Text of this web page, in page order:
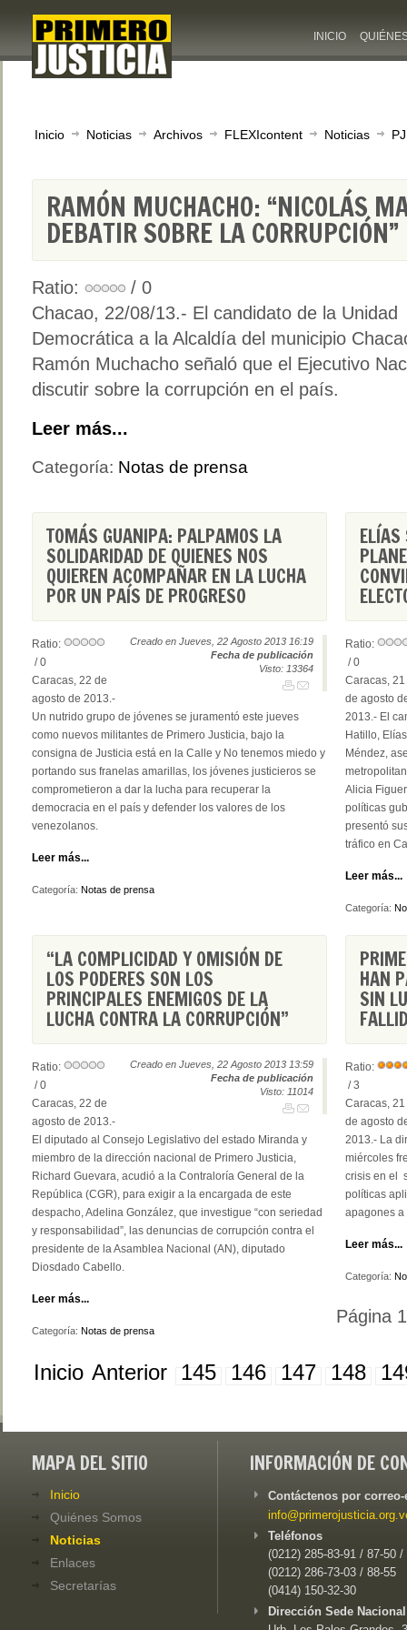
INICIO
Inicio Noticias Archivos FLEXIcontent Noticias
RAMÓN MUCHACHO: “NICOLÁS
DEBATIR SOBRE LA CORRUPCIÓN”
Ratio:
/ 0
Chacao, 22/08/13.- El candidato de la Unidad
Democrática a la Alcaldía del municipio
Ramón Muchacho señaló que el Ejecutivo
discutir sobre la corrupción en el país.
Leer más...
Categoría: Notas de prensa
TOMÁS GUANIPA: PALPAMOS LA
SOLIDARIDAD DE QUIENES NOS
QUIEREN ACOMPAÑAR EN LA LUCHA
POR UN PAÍS DE PROGRESO
Creado en Jueves, 22 Agosto 2013 16:19
Fecha de publicación
Visto: 13364
Ratio:
/ 0
Caracas, 22 de
agosto de 2013.-
Un nutrido grupo de jóvenes se juramentó este jueves
como nuevos militantes de Primero Justicia, bajo la
consigna de Justicia está en la Calle y No tenemos miedo y
portando sus franelas amarillas, los jóvenes justicieros se
comprometieron a dar la lucha para recuperar la
democracia en el país y defender los valores de los
venezolanos.
Leer más...
Categoría: Notas de prensa
ELÍAS
Ratio:
/ 0
Caracas, 21
de agosto
2013.- El
Hatillo,
Méndez,
Alicia
políticas
presentó
tráfico en
Leer más...
Categoría:
“LA COMPLICIDAD Y OMISIÓN DE
LOS PODERES SON LOS
PRINCIPALES ENEMIGOS DE LA
LUCHA CONTRA LA CORRUPCIÓN”
Creado en Jueves, 22 Agosto 2013 13:59
Fecha de publicación
Visto: 11014
Ratio:
/ 0
Caracas, 22 de
agosto de 2013.-
El diputado al Consejo Legislativo del estado Miranda y
miembro de la dirección nacional de Primero Justicia,
Richard Guevara, acudió a la Contraloría General de la
República (CGR), para exigir a la encargada de este
despacho, Adelina González, que investigue “con seriedad
y responsabilidad”, las denuncias de corrupción contra el
presidente de la Asamblea Nacional (AN), diputado
Diosdado Cabello.
Leer más...
Categoría: Notas de prensa
HAN
SIN
Ratio:
/ 3
Caracas, 21
de agosto
2013.- La
miércoles
crisis en el
políticas
apagones
Leer más...
Categoría:
Página
Inicio Anterior 145 146 147 148
MAPA DEL SITIO
Inicio
Quiénes Somos
Noticias
Enlaces
Secretarías
INFORMACIÓN DE
Contáctenos por
Teléfonos
(0212) 285-83-91 / 87-50 /
(0212) 286-73-03 / 88-55
(0414) 150-32-30
Dirección Sede